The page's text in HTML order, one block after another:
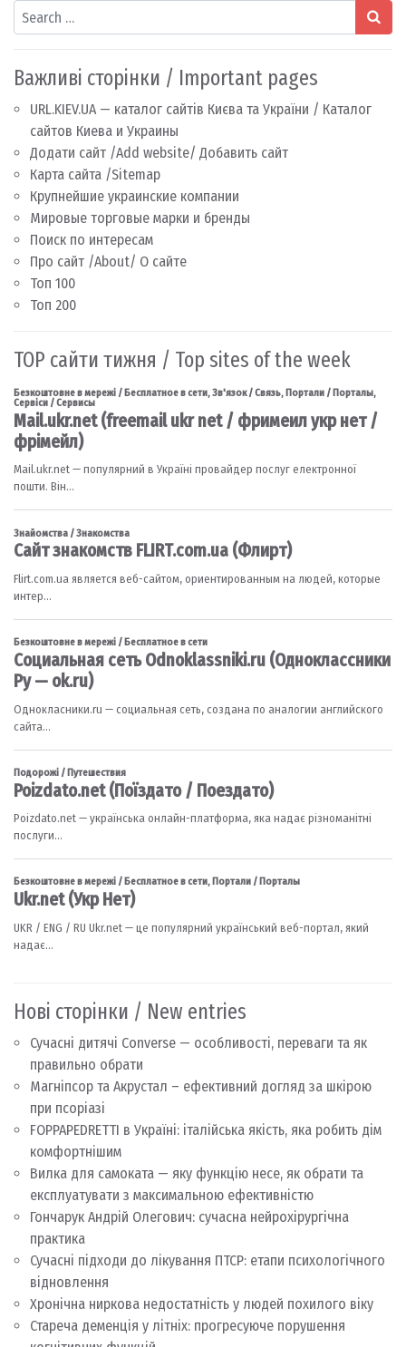
Search
Важливі сторінки / Important pages
URL.KIEV.UA — каталог сайтів Києва та України / Каталог
сайтов Киева и Украины
Додати сайт /Add website/ Добавить сайт
Карта сайта /Sitemap
Крупнейшие украинские компании
Мировые торговые марки и бренды
Поиск по интересам
Про сайт /About/ О сайте
Топ 100
Топ 200
TOP сайти тижня / Top sites of the week
Нові сторінки / New entries
Сучасні дитячі Converse — особливості, переваги та як
правильно обрати
Магніпсор та Акрустал – ефективний догляд за шкірою
при псоріазі
FOPPAPEDRETTI в Україні: італійська якість, яка робить дім
комфортнішим
Вилка для самоката — яку функцію несе, як обрати та
експлуатувати з максимальною ефективністю
Гончарук Андрій Олегович: сучасна нейрохірургічна
практика
Сучасні підходи до лікування ПТСР: етапи психологічного
відновлення
Хронічна ниркова недостатність у людей похилого віку
Стареча деменція у літніх: прогресуюче порушення